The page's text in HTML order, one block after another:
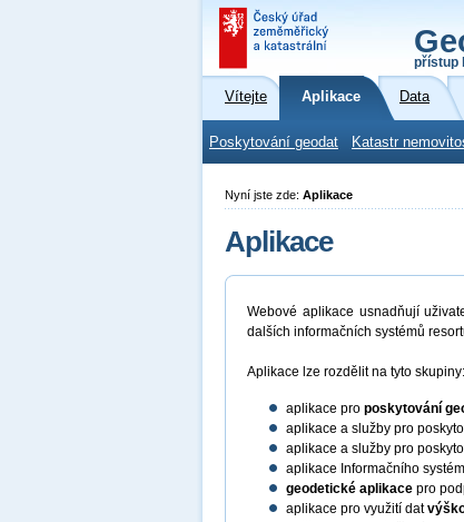
přístup
Vítejte Aplikace Data
Poskytování geodat Katastr
Nyní jste zde: Aplikace
Aplikace
Webové aplikace usnadňují
dalších informačních systémů
Aplikace lze rozdělit na tyto skupiny:
aplikace pro poskytování
aplikace a služby pro
aplikace a služby pro
aplikace Informačního
geodetické aplikace pro
aplikace pro využití dat